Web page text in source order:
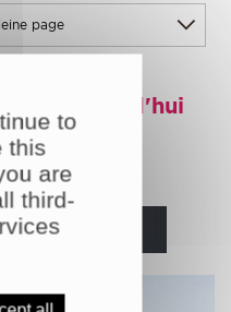
Aujourd'hui
PANIER
to
this
are
third-